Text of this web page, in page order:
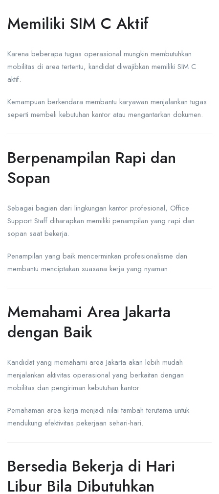
Memiliki SIM C Aktif
Karena beberapa tugas operasional mungkin membutuhkan
mobilitas di area tertentu, kandidat diwajibkan memiliki SIM C
aktif.
Kemampuan berkendara membantu karyawan menjalankan tugas
seperti membeli kebutuhan kantor atau mengantarkan dokumen.
Berpenampilan Rapi dan
Sopan
Sebagai bagian dari lingkungan kantor profesional, Office
Support Staff diharapkan memiliki penampilan yang rapi dan
sopan saat bekerja.
Penampilan yang baik mencerminkan profesionalisme dan
membantu menciptakan suasana kerja yang nyaman.
Memahami Area Jakarta
dengan Baik
Kandidat yang memahami area Jakarta akan lebih mudah
menjalankan aktivitas operasional yang berkaitan dengan
mobilitas dan pengiriman kebutuhan kantor.
Pemahaman area kerja menjadi nilai tambah terutama untuk
mendukung efektivitas pekerjaan sehari-hari.
Bersedia Bekerja di Hari
Libur Bila Dibutuhkan